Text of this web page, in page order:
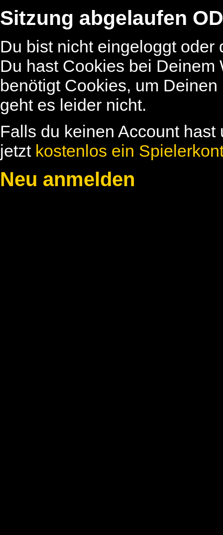
Sitzung abgelaufen
Du bist nicht eingeloggt
Du hast Cookies bei
benötigt Cookies, um
geht es leider nicht.
Falls du keinen Account
jetzt kostenlos ein
Neu anmelden